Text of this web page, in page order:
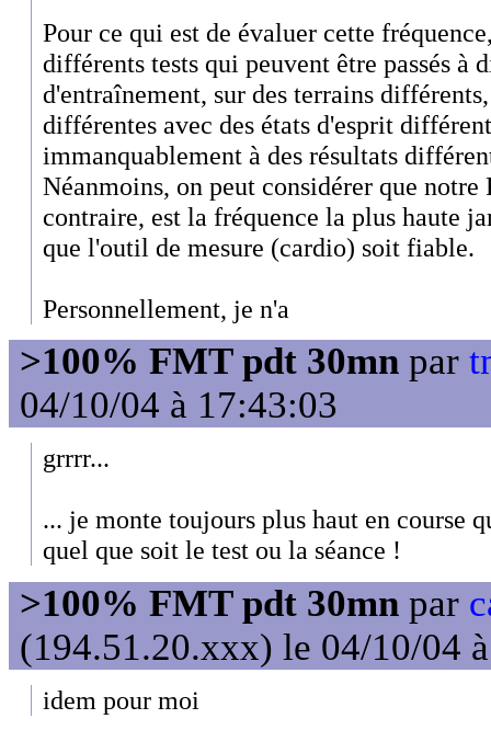
Pour ce qui est de évaluer cette
différents tests qui peuvent être passés à
d'entraînement, sur des terrains
différentes avec des états d'esprit
immanquablement à des résultats
Néanmoins, on peut considérer que
contraire, est la fréquence la plus haute
que l'outil de mesure (cardio) soit fiable.
Personnellement, je n'a
>100% FMT pdt 30mn par
04/10/04 à 17:43:03
grrrr...
... je monte toujours plus haut en course
quel que soit le test ou la séance !
>100% FMT pdt 30mn par
(194.51.20.xxx) le 04/10/04
idem pour moi